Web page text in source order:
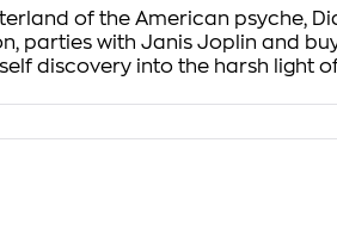
of the American psyche,
parties with Janis Joplin and
discovery into the harsh light